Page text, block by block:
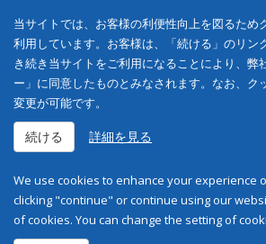
当サイトでは、お客様の利便性向上を図るため
利用しています。お客様は、「続ける」のリン
き続き当サイトをご利用になることにより、弊
ー」に同意したものとみなされます。なお、ク
変更が可能です。
続ける 詳細を見る
We use cookies to enhance your experience
clicking "continue" or continue using our
of cookies. You can change the setting of